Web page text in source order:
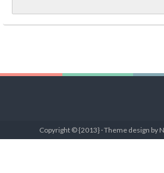
Copyright © {2013} · Theme design by